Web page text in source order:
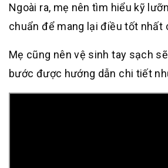
Ngoài ra, mẹ nên tìm hiểu kỹ
chuẩn để mang lại điều tốt nhất
Mẹ cũng nên vệ sinh tay sạch
bước được hướng dẫn chi tiết